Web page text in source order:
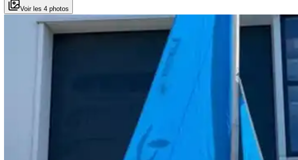
Voir les 4 photos